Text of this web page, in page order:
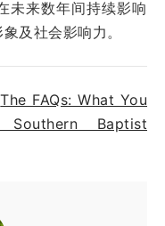
未来数年间持续影响
及社会影响力。
The FAQs: What You
Baptist